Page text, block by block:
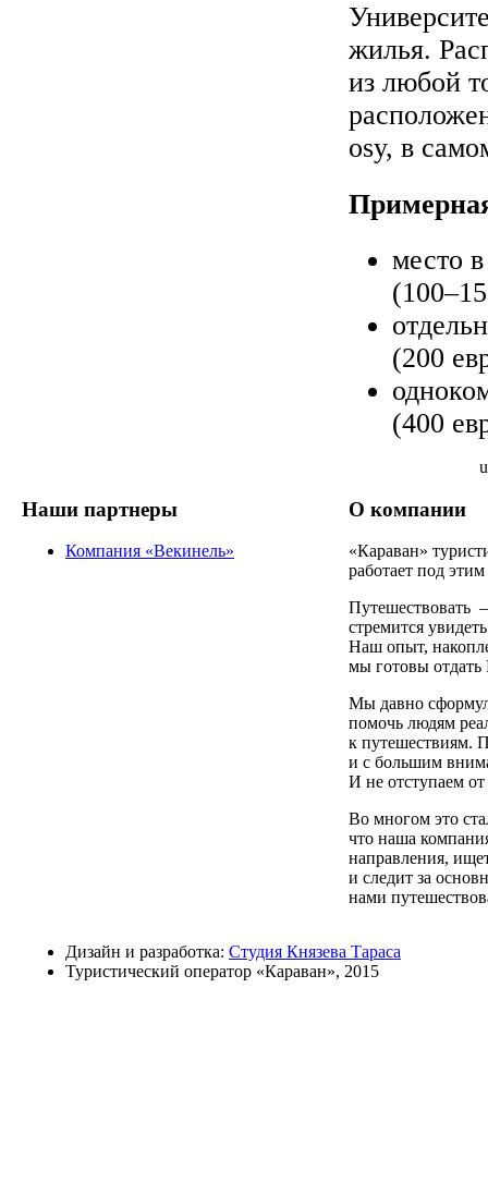
жилья.
из любой
osy, в
место
(200
(400
Наши партнеры
Компания «Векинель»
О компании
«Караван»
работает под
Путешествовать
стремится
Наш опыт,
мы готовы отдать
Мы давно
помочь людям
к путешествиям.
и с большим
И не отступаем
Во многом это
что наша
направления,
и следит за
нами
Дизайн и разработка: Студия Князева Тараса
Туристический оператор «Караван», 2015